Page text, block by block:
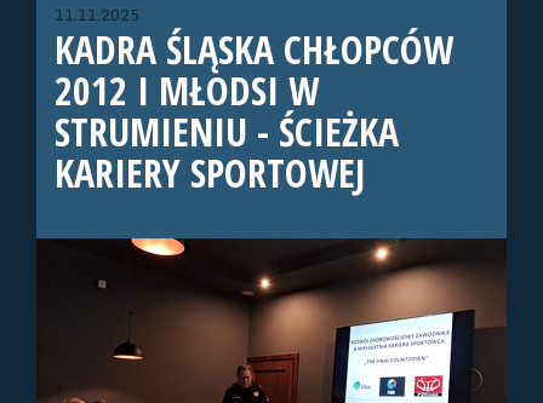
11.11.2025
KADRA ŚLĄSKA CHŁOPCÓW
2012 I MŁODSI W
STRUMIENIU - ŚCIEŻKA
KARIERY SPORTOWEJ